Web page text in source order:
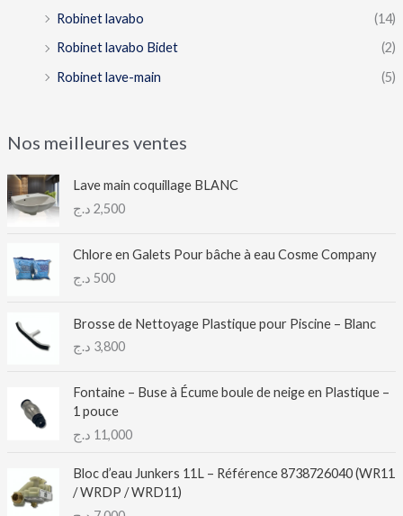
Robinet lavabo
(14)
Robinet lavabo Bidet
(2)
Robinet lave-main
(5)
Nos meilleures ventes
Lave main coquillage BLANC
2,500 د.ج
Chlore en Galets Pour bâche à eau Cosme Company
500 د.ج
Brosse de Nettoyage Plastique pour Piscine – Blanc
3,800 د.ج
Fontaine – Buse à Écume boule de neige en Plastique –
1 pouce
11,000 د.ج
Bloc d’eau Junkers 11L – Référence 8738726040 (WR11
/ WRDP / WRD11)